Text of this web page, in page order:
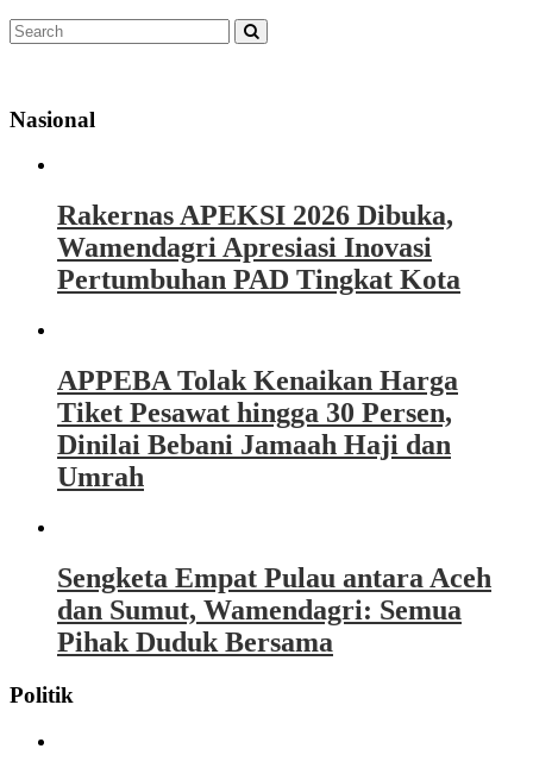
Nasional
Rakernas APEKSI 2026 Dibuka,
Wamendagri Apresiasi Inovasi
Pertumbuhan PAD Tingkat Kota
APPEBA Tolak Kenaikan Harga
Tiket Pesawat hingga 30 Persen,
Dinilai Bebani Jamaah Haji dan
Umrah
Sengketa Empat Pulau antara Aceh
dan Sumut, Wamendagri: Semua
Pihak Duduk Bersama
Politik